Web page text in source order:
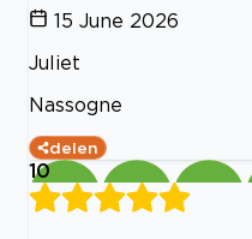
15 June 2026
Juliet
Nassogne
delen
10